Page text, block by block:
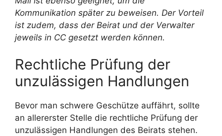
Kommunikation später zu beweisen. Der Vorteil
ist zudem, dass der Beirat und der Verwalter
jeweils in CC gesetzt werden können.
Rechtliche Prüfung der
unzulässigen Handlungen
Bevor man schwere Geschütze auffährt, sollte
an allererster Stelle die rechtliche Prüfung der
unzulässigen Handlungen des Beirats stehen.